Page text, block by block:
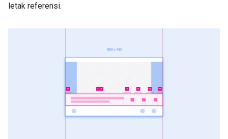
letak referensi.